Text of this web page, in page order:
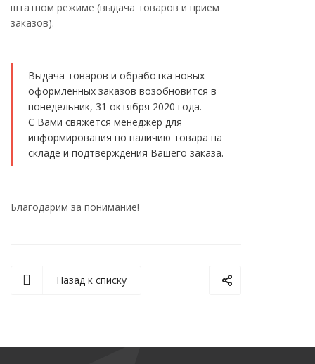
штатном режиме (выдача товаров и прием
заказов).
Выдача товаров и обработка новых
оформленных заказов возобновится в
понедельник, 31 октября 2020 года.
С Вами свяжется менеджер для
информирования по наличию товара на
складе и подтверждения Вашего заказа.
Благодарим за понимание!
Назад к списку